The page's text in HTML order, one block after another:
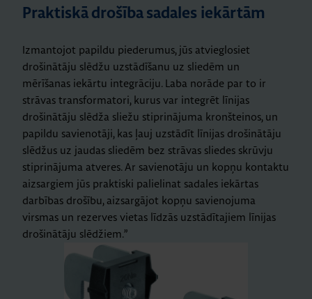
Praktiskā drošība sadales iekārtām
Izmantojot papildu piederumus, jūs atvieglosiet
drošinātāju slēdžu uzstādīšanu uz sliedēm un
mērīšanas iekārtu integrāciju. Laba norāde par to ir
strāvas transformatori, kurus var integrēt līnijas
drošinātāju slēdža sliežu stiprinājuma kronšteinos, un
papildu savienotāji, kas ļauj uzstādīt līnijas drošinātāju
slēdžus uz jaudas sliedēm bez strāvas sliedes skrūvju
stiprinājuma atveres. Ar savienotāju un kopņu kontaktu
aizsargiem jūs praktiski palielinat sadales iekārtas
darbības drošību, aizsargājot kopņu savienojuma
virsmas un rezerves vietas līdzās uzstādītajiem līnijas
drošinātāju slēdžiem.”